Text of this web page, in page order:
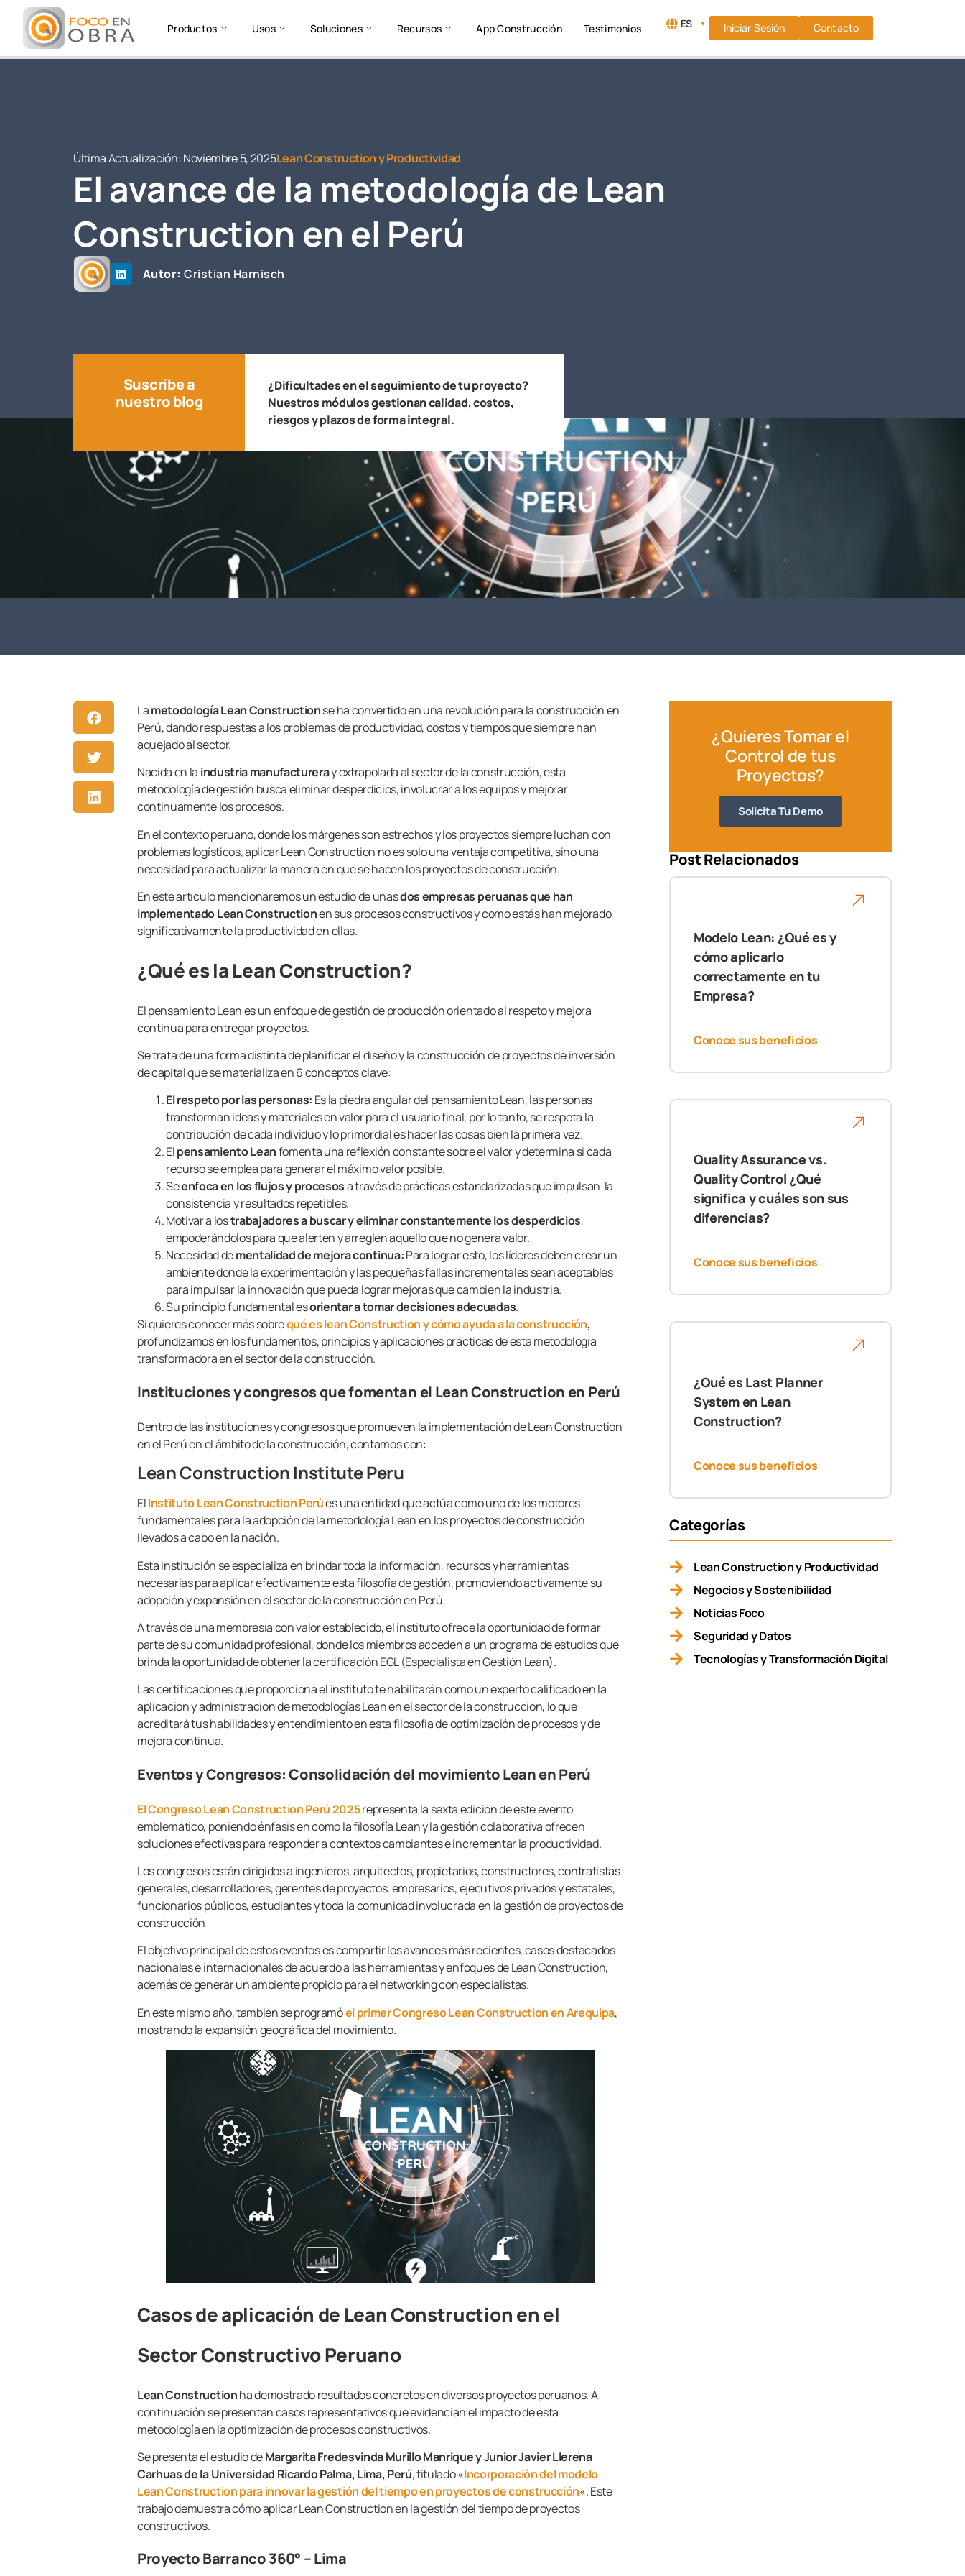
Productos Usos Soluciones Recursos App Construcción Testimonios ES ▼ Iniciar Sesión Contacto
Última Actualización:Noviembre 5, 2025Lean Construction y Productividad
El avance de la metodología de Lean
Construction en el Perú
Autor: Cristian Harnisch
Suscribe a
nuestro blog
¿Dificultades en el seguimiento de tu proyecto?
Nuestros módulos gestionan calidad, costos,
riesgos y plazos de forma integral.
Lametodología Lean Constructionse ha convertido en una revolución para la construcción en
Perú, dando respuestas a los problemas de productividad, costos y tiempos que siempre han
aquejado al sector.
Nacida en la industria manufactureray extrapolada al sector de la construcción, esta
metodología de gestión busca eliminar desperdicios, involucrar a los equipos y mejorar
continuamente los procesos.
En el contexto peruano, donde los márgenes son estrechos y los proyectos siempre luchan con
problemas logísticos, aplicar Lean Construction no es solo una ventaja competitiva, sino una
necesidad para actualizar la manera en que se hacen los proyectos de construcción.
En este artículo mencionaremos un estudio de unasdos empresas peruanas que han
implementado Lean Constructionen sus procesos constructivos y como estás han mejorado
significativamente la productividad en ellas.
¿Qué es la Lean Construction?
El pensamiento Lean es un enfoque de gestión de producción orientado al respeto y mejora
continua para entregar proyectos.
Se trata de una forma distinta de planificar el diseño y la construcción de proyectos de inversión
de capital que se materializa en 6 conceptos clave:
El respeto por las personas: Es la piedra angular del pensamiento Lean, las personas
transforman ideas y materiales en valor para el usuario final, por lo tanto, se respeta la
contribución de cada individuo y lo primordial es hacer las cosas bien la primera vez.
Elpensamiento Leanfomenta una reflexión constante sobre el valor y determina si cada
recurso se emplea para generar el máximo valor posible.
Seenfoca en los flujos y procesosa través de prácticas estandarizadas que impulsan la
consistencia y resultados repetibles.
Motivar a lostrabajadores a buscar y eliminar constantemente los desperdicios,
empoderándolos para que alerten y arreglen aquello que no genera valor.
Necesidad dementalidad de mejora continua:Para lograr esto, los líderes deben crear un
ambiente donde la experimentación y las pequeñas fallas incrementales sean aceptables
para impulsar la innovación que pueda lograr mejoras que cambien la industria.
Su principio fundamental esorientar a tomar decisiones adecuadas.
Si quieres conocer más sobrequé es lean Construction y cómo ayuda a la construcción,
profundizamos en los fundamentos, principios y aplicaciones prácticas de esta metodología
transformadora en el sector de la construcción.
Instituciones y congresos que fomentan el Lean Construction en Perú
Dentro de las instituciones y congresos que promueven la implementación de Lean Construction
en el Perú en el ámbito de la construcción, contamos con:
Lean Construction Institute Peru
ElInstituto Lean Construction Perúes una entidad que actúa como uno de los motores
fundamentales para la adopción de la metodología Lean en los proyectos de construcción
llevados a cabo en la nación.
Esta institución se especializa en brindar toda la información, recursos y herramientas
necesarias para aplicar efectivamente esta filosofía de gestión, promoviendo activamente su
adopción y expansión en el sector de la construcción en Perú.
A través de una membresía con valor establecido, el instituto ofrece la oportunidad de formar
parte de su comunidad profesional, donde los miembros acceden a un programa de estudios que
brinda la oportunidad de obtener la certificación EGL (Especialista en Gestión Lean).
Las certificaciones que proporciona el instituto te habilitarán como un experto calificado en la
aplicación y administración de metodologías Lean en el sector de la construcción, lo que
acreditará tus habilidades y entendimiento en esta filosofía de optimización de procesos y de
mejora continua.
Eventos y Congresos: Consolidación del movimiento Lean en Perú
El Congreso Lean Construction Perú 2025representa la sexta edición de este evento
emblemático, poniendo énfasis en cómo la filosofía Lean y la gestión colaborativa ofrecen
soluciones efectivas para responder a contextos cambiantes e incrementar la productividad.
Los congresos están dirigidos a ingenieros, arquitectos, propietarios, constructores, contratistas
generales, desarrolladores, gerentes de proyectos, empresarios, ejecutivos privados y estatales,
funcionarios públicos, estudiantes y toda la comunidad involucrada en la gestión de proyectos de
construcción
El objetivo principal de estos eventos es compartir los avances más recientes, casos destacados
nacionales e internacionales de acuerdo a las herramientas y enfoques de Lean Construction,
además de generar un ambiente propicio para el networking con especialistas.
En este mismo año, también se programóel primer Congreso Lean Construction en Arequipa,
mostrando la expansión geográfica del movimiento.
Casos de aplicación de Lean Construction en el
Sector Constructivo Peruano
Lean Constructionha demostrado resultados concretos en diversos proyectos peruanos. A
continuación se presentan casos representativos que evidencian el impacto de esta
metodología en la optimización de procesos constructivos.
Se presenta el estudio deMargarita Fredesvinda Murillo Manrique y Junior Javier Llerena
Carhuas de la Universidad Ricardo Palma, Lima, Perú, titulado «Incorporación del modelo
Lean Construction para innovar la gestión del tiempo en proyectos de construcción«. Este
trabajo demuestra cómo aplicar Lean Construction en la gestión del tiempo de proyectos
constructivos.
Proyecto Barranco 360° – Lima
¿Quieres Tomar el
Control de tus
Proyectos?
Solicita Tu Demo
Post Relacionados
Modelo Lean: ¿Qué es y
cómo aplicarlo
correctamente en tu
Empresa?
Conoce sus beneficios
Quality Assurance vs.
Quality Control ¿Qué
significa y cuáles son sus
diferencias?
Conoce sus beneficios
¿Qué es Last Planner
System en Lean
Construction?
Conoce sus beneficios
Categorías
Lean Construction y Productividad
Negocios y Sostenibilidad
Noticias Foco
Seguridad y Datos
Tecnologías y Transformación Digital